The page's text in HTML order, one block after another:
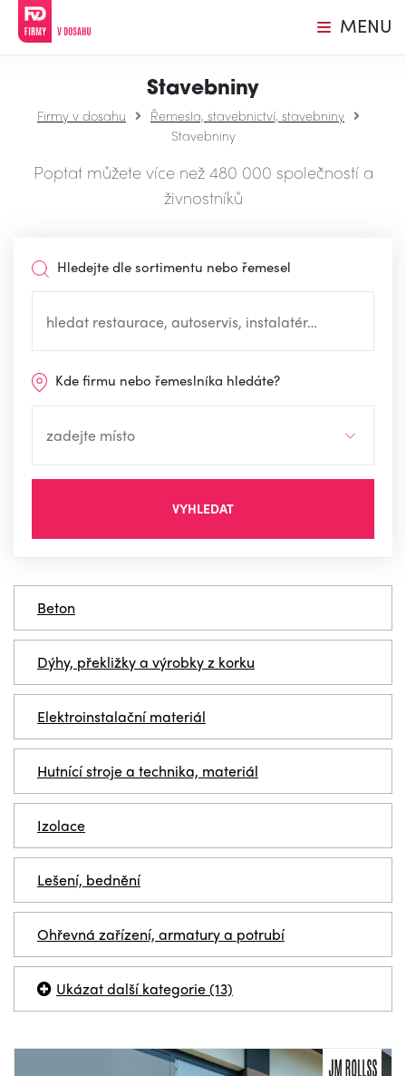
MENU
Stavebniny
Firmy v dosahu
Řemesla, stavebnictví, stavebniny
Stavebniny
Poptat můžete více než 480 000 společností a
živnostníků
Hledejte dle sortimentu nebo řemesel
Kde firmu nebo řemeslníka hledáte?
VYHLEDAT
Beton
Dýhy, překližky a výrobky z korku
Elektroinstalační materiál
Hutnící stroje a technika, materiál
Izolace
Lešení, bednění
Ohřevná zařízení, armatury a potrubí
Ukázat další kategorie (13)